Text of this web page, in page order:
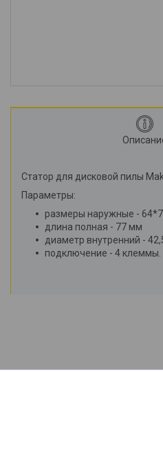
Статор для дисковой пилы
Параметры:
размеры наружные -
длина полная - 77 мм
диаметр внутренний -
подключение - 4 клеммы.